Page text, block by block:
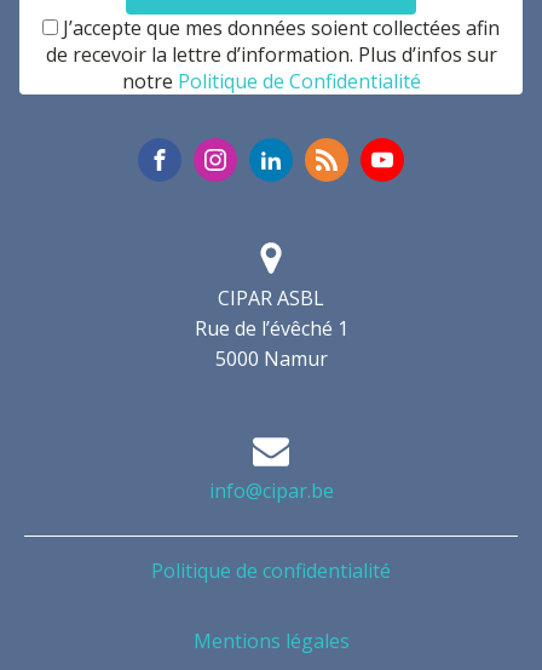
CIPAR ASBL
Rue de l’évêché 1
5000 Namur
info@cipar.be
Politique de confidentialité
Mentions légales
J’accepte que mes données soient collectées afin
de recevoir la lettre d’information. Plus d’infos sur
notre Politique de Confidentialité